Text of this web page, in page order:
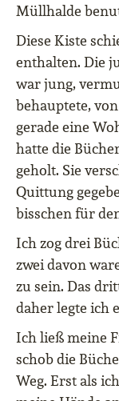
Müllhalde
Diese Kiste
enthalten. Die
war jung,
behauptete,
gerade eine
hatte die
geholt. Sie
Quittung
bisschen für
Ich zog drei
zwei davon
zu sein. Das
daher legte ich
Ich ließ meine
schob die
Weg. Erst als